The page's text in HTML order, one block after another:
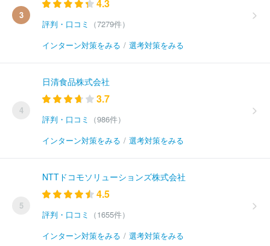
3
4.3
評判・口コミ
（7279件）
インターン対策をみる / 選考対策をみる
4
日清食品株式会社
3.7
評判・口コミ
（986件）
インターン対策をみる / 選考対策をみる
5
NTTドコモソリューションズ株式会社
4.5
評判・口コミ
（1655件）
インターン対策をみる / 選考対策をみる